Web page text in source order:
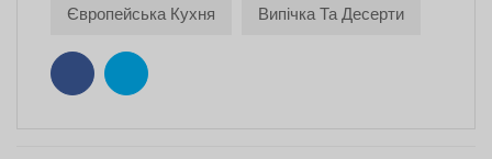
Європейська Кухня Випічка Та Десерти